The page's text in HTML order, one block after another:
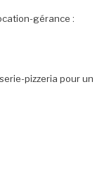
gérance :
pizzeria pour un